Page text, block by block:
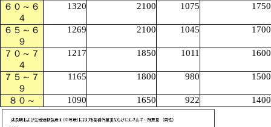
６０～６
４
1320 2100 1075 1750
６５～６
９
1269 2100 1045 1700
７０～７
４
1217 1850 1011 1600
７５～７
９
1165 1800 980 1500
８０～ 1090 1650 922 1400